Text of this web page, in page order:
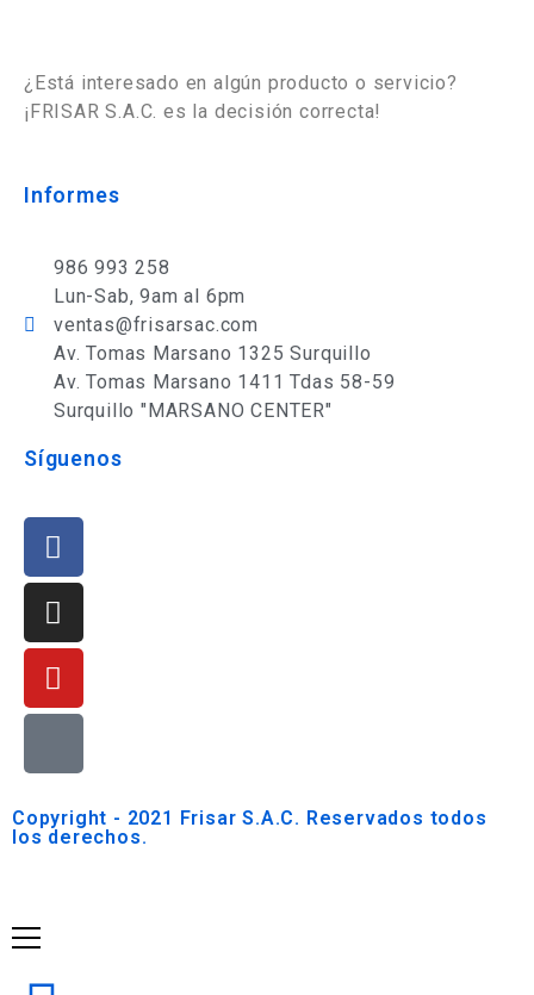
¿Está interesado en algún producto o servicio?
¡FRISAR S.A.C. es la decisión correcta!
Informes
986 993 258
Lun-Sab, 9am al 6pm
ventas@frisarsac.com
Av. Tomas Marsano 1325 Surquillo
Av. Tomas Marsano 1411 Tdas 58-59
Surquillo "MARSANO CENTER"
Síguenos
Copyright - 2021 Frisar S.A.C. Reservados todos
los derechos.